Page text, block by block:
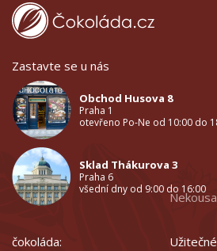
Zastavte se u nás
Obchod Husova 8
Praha 1
otevřeno Po-Ne od 10:00 do
Sklad Thákurova 3
Praha 6
všední dny od 9:00 do 16:00
čokoláda: